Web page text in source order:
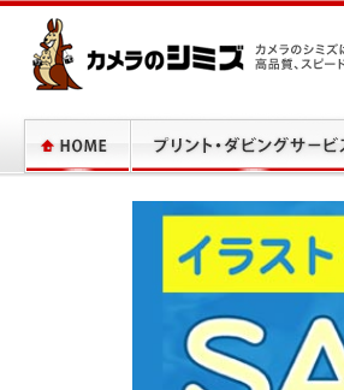
カメラのシミズは、お客様にご満足頂けるよ